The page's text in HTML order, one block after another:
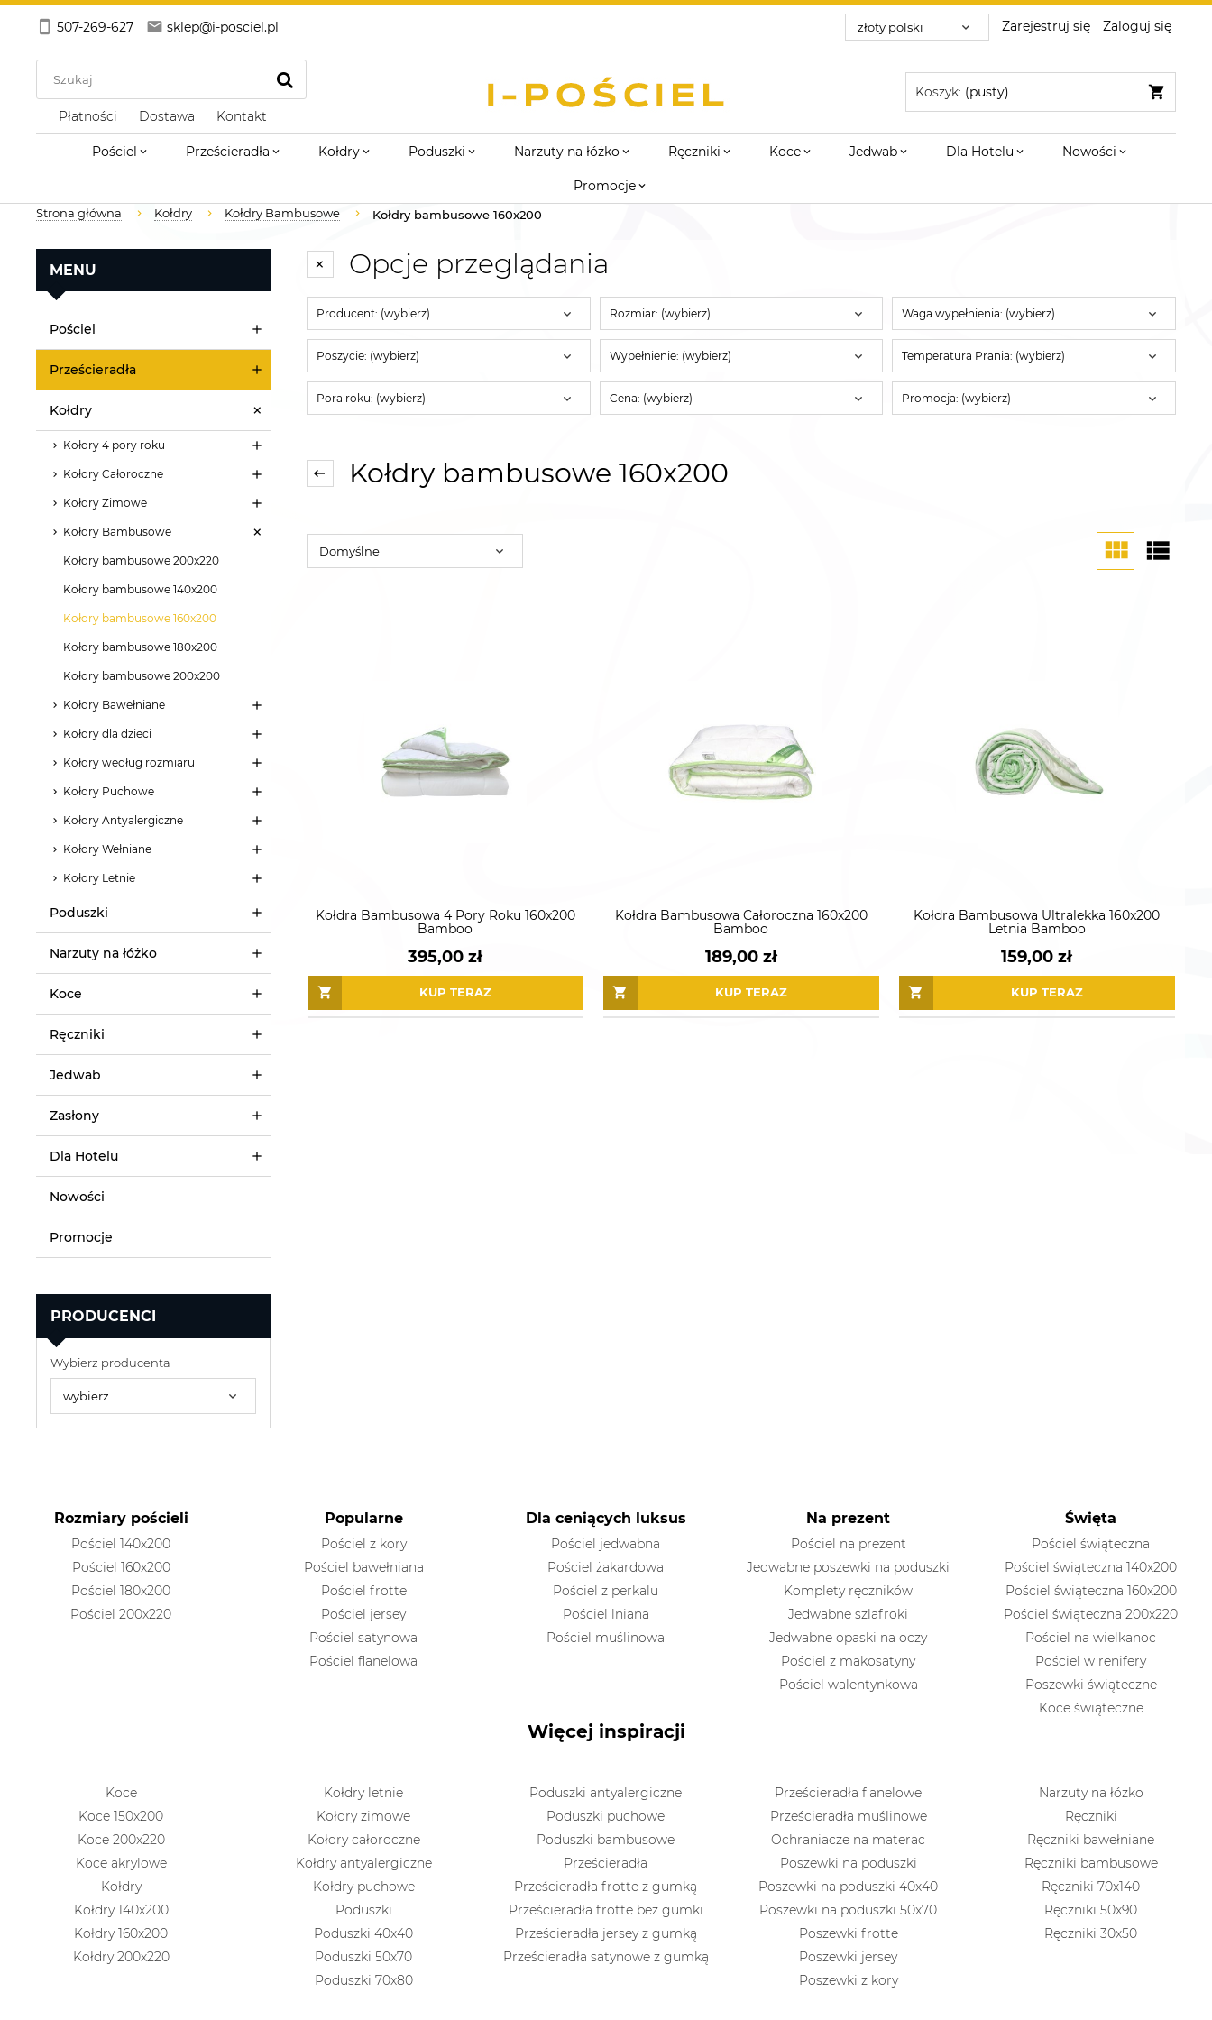
507-269-627 sklep@i-posciel.pl Zarejestruj się Zaloguj się
Koszyk: (pusty)
Płatności
Dostawa Kontakt
Pościel Prześcieradła Kołdry Poduszki Narzuty na łóżko Ręczniki Koce Jedwab Dla Hotelu Nowości
Promocje
Strona główna Kołdry Kołdry Bambusowe Kołdry bambusowe 160x200
MENU
Pościel
Prześcieradła
Kołdry
Kołdry 4 pory roku
Kołdry Całoroczne
Kołdry Zimowe
Kołdry Bambusowe
Kołdry bambusowe 200x220
Kołdry bambusowe 140x200
Kołdry bambusowe 160x200
Kołdry bambusowe 180x200
Kołdry bambusowe 200x200
Kołdry Bawełniane
Kołdry dla dzieci
Kołdry według rozmiaru
Kołdry Puchowe
Kołdry Antyalergiczne
Kołdry Wełniane
Kołdry Letnie
Poduszki
Narzuty na łóżko
Koce
Ręczniki
Jedwab
Zasłony
Dla Hotelu
Nowości
Promocje
PRODUCENCI
Wybierz producenta
Opcje przeglądania
Producent: (wybierz) Rozmiar: (wybierz) Waga wypełnienia: (wybierz)
Poszycie: (wybierz) Wypełnienie: (wybierz) Temperatura Prania: (wybierz)
Pora roku: (wybierz) Cena: (wybierz) Promocja: (wybierz)
Kołdry bambusowe 160x200
Kołdra Bambusowa 4 Pory Roku 160x200
Bamboo
395,00 zł
KUP TERAZ
Kołdra Bambusowa Całoroczna 160x200
Bamboo
189,00 zł
KUP TERAZ
Kołdra Bambusowa Ultralekka 160x200
Letnia Bamboo
159,00 zł
KUP TERAZ
Rozmiary pościeli
Pościel 140x200
Pościel 160x200
Pościel 180x200
Pościel 200x220
Popularne
Pościel z kory
Pościel bawełniana
Pościel frotte
Pościel jersey
Pościel satynowa
Pościel flanelowa
Dla ceniących luksus
Pościel jedwabna
Pościel żakardowa
Pościel z perkalu
Pościel lniana
Pościel muślinowa
Na prezent
Pościel na prezent
Jedwabne poszewki na poduszki
Komplety ręczników
Jedwabne szlafroki
Jedwabne opaski na oczy
Pościel z makosatyny
Pościel walentynkowa
Święta
Pościel świąteczna
Pościel świąteczna 140x200
Pościel świąteczna 160x200
Pościel świąteczna 200x220
Pościel na wielkanoc
Pościel w renifery
Poszewki świąteczne
Koce świąteczne
Więcej inspiracji
Koce
Koce 150x200
Koce 200x220
Koce akrylowe
Kołdry
Kołdry 140x200
Kołdry 160x200
Kołdry 200x220
Kołdry letnie
Kołdry zimowe
Kołdry całoroczne
Kołdry antyalergiczne
Kołdry puchowe
Poduszki
Poduszki 40x40
Poduszki 50x70
Poduszki 70x80
Poduszki antyalergiczne
Poduszki puchowe
Poduszki bambusowe
Prześcieradła
Prześcieradła frotte z gumką
Prześcieradła frotte bez gumki
Prześcieradła jersey z gumką
Prześcieradła satynowe z gumką
Prześcieradła flanelowe
Prześcieradła muślinowe
Ochraniacze na materac
Poszewki na poduszki
Poszewki na poduszki 40x40
Poszewki na poduszki 50x70
Poszewki frotte
Poszewki jersey
Poszewki z kory
Narzuty na łóżko
Ręczniki
Ręczniki bawełniane
Ręczniki bambusowe
Ręczniki 70x140
Ręczniki 50x90
Ręczniki 30x50